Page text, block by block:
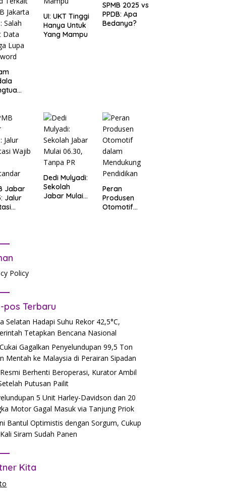
Salah
Lupa
UI: UKT Tinggi
Hanya Untuk
Yang Mampu
SPMB 2025 vs
PPDB: Apa
Bedanya?
Jabar
Jalur
Dedi Mulyadi:
Sekolah
Jabar Mulai
Peran
Produsen
Otomotif
Policy
pos Terbaru
Selatan Hadapi Suhu Rekor 42,5°C,
Tetapkan Bencana Nasional
Gagalkan Penyelundupan 99,5 Ton
Mentah ke Malaysia di Perairan Sipadan
Berhenti Beroperasi, Kurator Ambil
Putusan Pailit
5 Unit Harley-Davidson dan 20
Motor Gagal Masuk via Tanjung Priok
Bantul Optimistis dengan Sorgum, Cukup
Siram Sudah Panen
Kita